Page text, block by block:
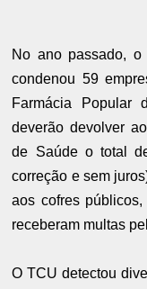
No ano passado,
condenou 59
Farmácia Popular
deverão devolver
de Saúde o total
correção e sem
aos cofres
receberam multas
O TCU detectou